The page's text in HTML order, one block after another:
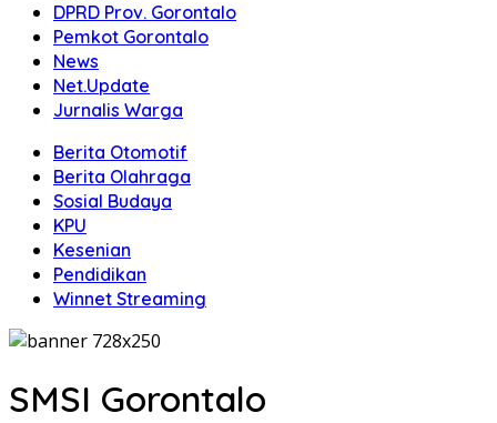
DPRD Prov. Gorontalo
Pemkot Gorontalo
News
Net.Update
Jurnalis Warga
Berita Otomotif
Berita Olahraga
Sosial Budaya
KPU
Kesenian
Pendidikan
Winnet Streaming
SMSI Gorontalo